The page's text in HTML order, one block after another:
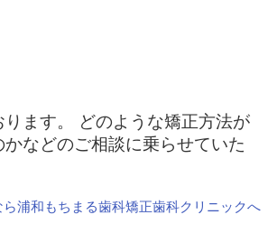
ます。 どのような矯正方法が
などのご相談に乗らせていた
浦和もちまる歯科矯正歯科クリニックへ